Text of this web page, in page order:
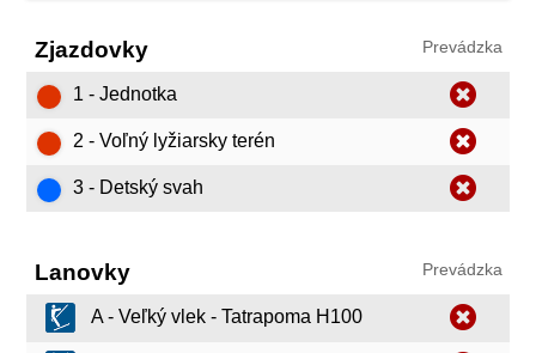
Zjazdovky Prevádzka
1 - Jednotka
2 - Voľný lyžiarsky terén
3 - Detský svah
Lanovky Prevádzka
A - Veľký vlek - Tatrapoma H100